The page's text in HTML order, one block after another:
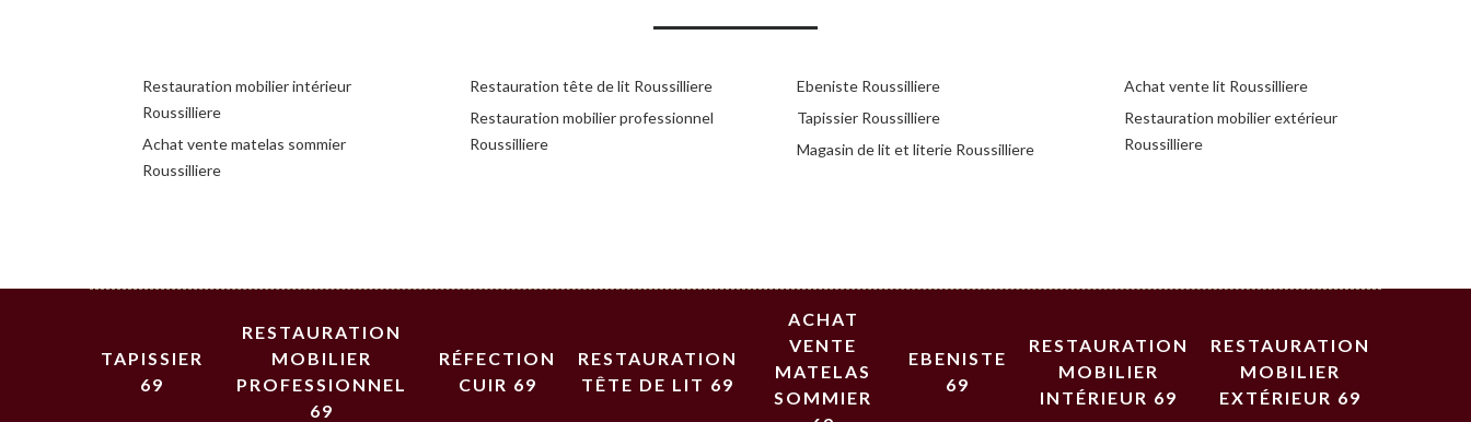
Restauration mobilier intérieur
Roussilliere
Achat vente matelas sommier
Roussilliere
Restauration tête de lit Roussilliere
Restauration mobilier professionnel
Roussilliere
Ebeniste Roussilliere
Tapissier Roussilliere
Magasin de lit et literie Roussilliere
Achat vente lit Roussilliere
Restauration mobilier extérieur
Roussilliere
TAPISSIER
69
RESTAURATION
MOBILIER
PROFESSIONNEL
69
RÉFECTION
CUIR 69
RESTAURATION
TÊTE DE LIT 69
ACHAT
VENTE
MATELAS
SOMMIER
EBENISTE
69
RESTAURATION
MOBILIER
INTÉRIEUR 69
RESTAURATION
MOBILIER
EXTÉRIEUR 69